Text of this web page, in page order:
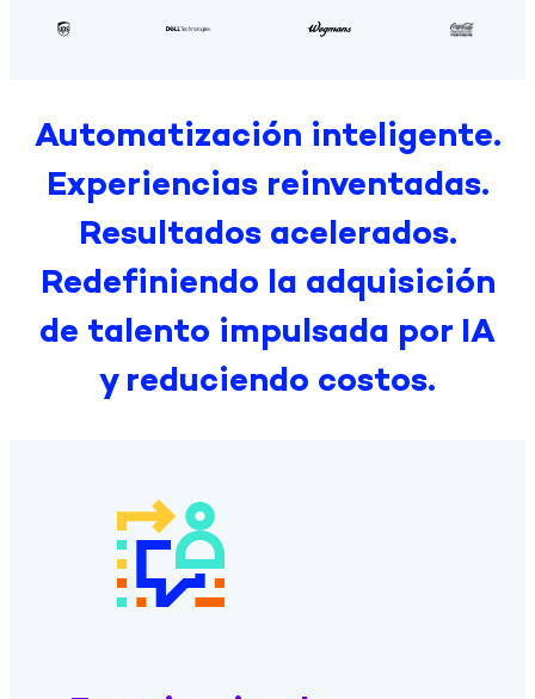
Automatización inteligente.
Experiencias reinventadas.
Resultados acelerados.
Redefiniendo la adquisición
de talento impulsada por IA
y reduciendo costos.